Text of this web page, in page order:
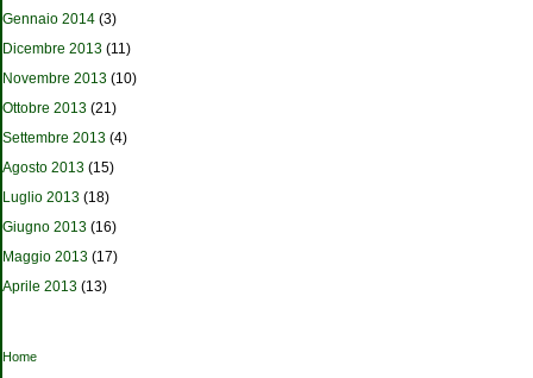
Gennaio 2014 (3)
Dicembre 2013 (11)
Novembre 2013 (10)
Ottobre 2013 (21)
Settembre 2013 (4)
Agosto 2013 (15)
Luglio 2013 (18)
Giugno 2013 (16)
Maggio 2013 (17)
Aprile 2013 (13)
Tu sei qui
Home